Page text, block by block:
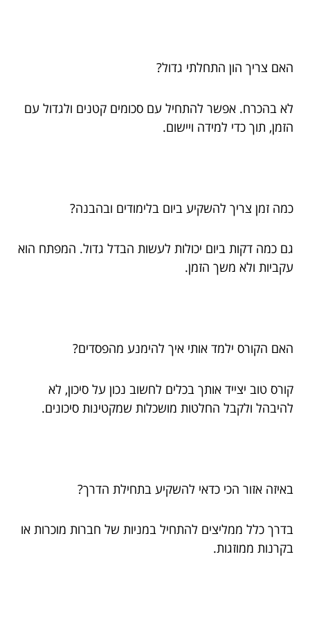
האם צריך הון התחלתי גדול?
לא בהכרח. אפשר להתחיל עם סכומים קטנים ולגדול עם
הזמן, תוך כדי למידה ויישום.
כמה זמן צריך להשקיע ביום בלימודים ובהבנה?
גם כמה דקות ביום יכולות לעשות הבדל גדול. המפתח הוא
עקביות ולא משך הזמן.
האם הקורס ילמד אותי איך להימנע מהפסדים?
קורס טוב יצייד אותך בכלים לחשוב נכון על סיכון, לא
להיבהל ולקבל החלטות מושכלות שמקטינות סיכונים.
באיזה אזור הכי כדאי להשקיע בתחילת הדרך?
בדרך כלל ממליצים להתחיל במניות של חברות מוכרות או
בקרנות ממוזגות.